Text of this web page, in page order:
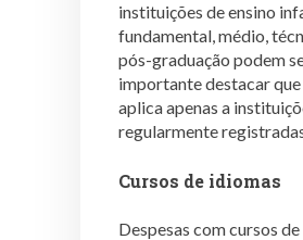
instituições de ensino
fundamental, médio,
pós-graduação podem
importante destacar que
aplica apenas a
regularmente
Cursos de idiomas
Despesas com cursos